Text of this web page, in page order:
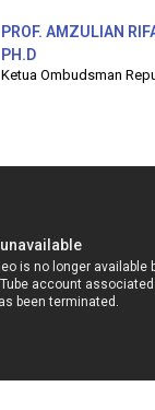
PROF. AMZULIAN
PH.D
Ketua Ombudsman